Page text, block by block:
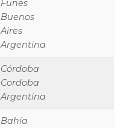
Funes
Buenos
Aires
Argentina
Córdoba
Cordoba
Argentina
Bahía